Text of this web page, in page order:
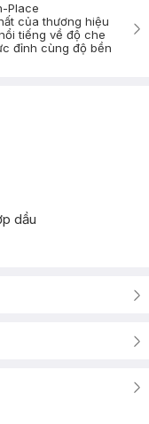
Place
của thương hiệu
tiếng về độ che
đỉnh cùng độ bền
dầu